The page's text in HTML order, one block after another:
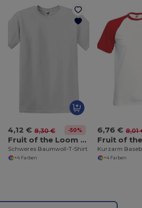
4,12 € 8,30 € -50%
Fruit of the Loom SS008
Schweres Baumwoll-T-Shirt
+4 Farben
6,76 € 8,01
Kurzarm
+4 Farben